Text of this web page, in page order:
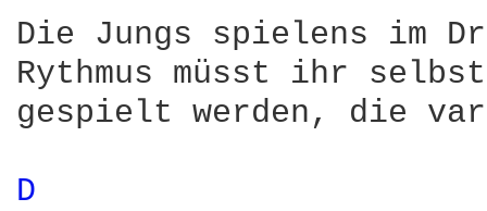
Die Jungs spielens im
Rythmus müsst ihr
gespielt werden, die
D